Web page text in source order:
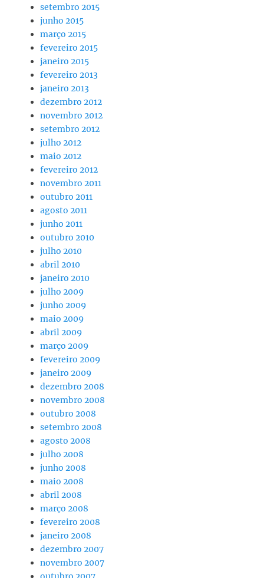
setembro 2015
junho 2015
março 2015
fevereiro 2015
janeiro 2015
fevereiro 2013
janeiro 2013
dezembro 2012
novembro 2012
setembro 2012
julho 2012
maio 2012
fevereiro 2012
novembro 2011
outubro 2011
agosto 2011
junho 2011
outubro 2010
julho 2010
abril 2010
janeiro 2010
julho 2009
junho 2009
maio 2009
abril 2009
março 2009
fevereiro 2009
janeiro 2009
dezembro 2008
novembro 2008
outubro 2008
setembro 2008
agosto 2008
julho 2008
junho 2008
maio 2008
abril 2008
março 2008
fevereiro 2008
janeiro 2008
dezembro 2007
novembro 2007